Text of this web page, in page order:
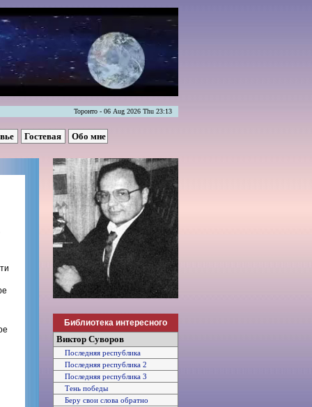
Торонто - 06 Aug 2026 Thu 23:13
Гостевая Обо мне
Библиотека интересного
Виктор Суворов
Последняя республика
Последняя республика 2
Последняя республика 3
Тень победы
Беру свои слова обратно